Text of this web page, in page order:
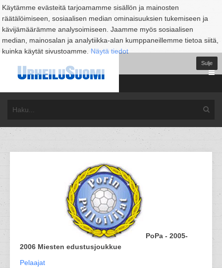
Käytämme evästeitä tarjoamamme sisällön ja mainosten
räätälöimiseen, sosiaalisen median ominaisuuksien tukemiseen ja
kävijämäärämme analysoimiseen. Jaamme myös sosiaalisen
median, mainosalan ja analytiikka-alan kumppaneillemme tietoa siitä,
kuinka käytät sivustoamme. Näytä tiedot
Sulje
PoPa - 2005-
2006 Miesten edustusjoukkue
Pelaajat